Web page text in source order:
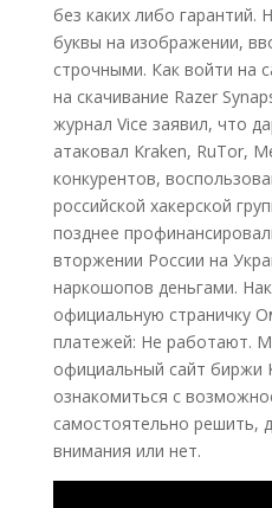
без каких либо гарантий.
буквы на изображении,
строчными. Как войти на
на скачивание Razer
журнал Vice заявил, что
атаковал Kraken, RuTor,
конкурентов,
российской хакерской
позднее
вторжении России на
наркошопов деньгами.
официальную страничку
платежей: Не работают.
официальный сайт биржи
ознакомиться с
самостоятельно решить,
внимания или нет.